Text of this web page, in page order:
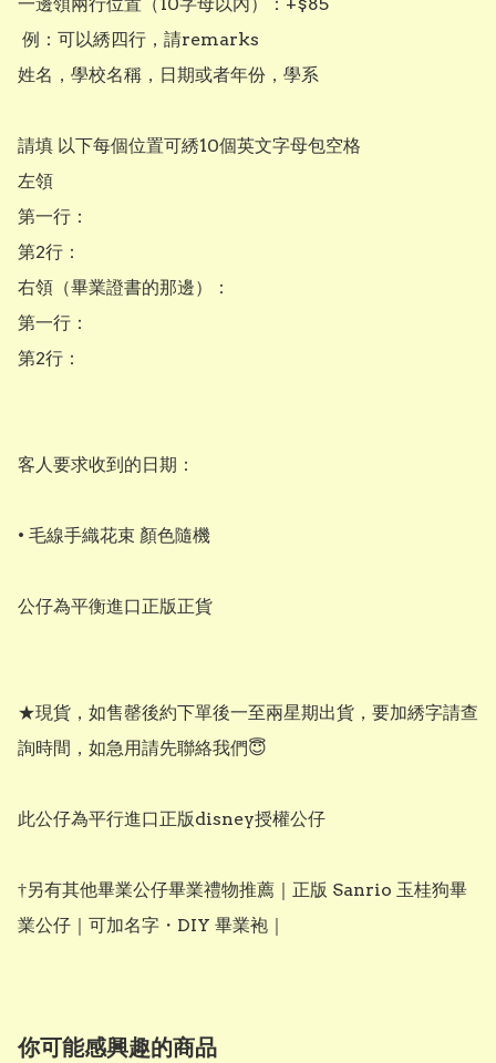
一邊領兩行位置（10字母以內）：+$85
姓名，學校名稱，日期或者年份，學系
請填 以下每個位置可綉10個英文字母包空格
左領
第一行：
第2行：
右領（畢業證書的那邊）：
第一行：
第2行：
客人要求收到的日期：
• 毛線手織花束 顏色隨機
公仔為平衡進口正版正貨
★現貨，如售罄後約下單後一至兩星期出貨，要加綉字請查
詢時間，如急用請先聯絡我們😇
此公仔為平行進口正版disney授權公仔
†另有其他畢業公仔畢業禮物推薦｜正版 Sanrio 玉桂狗畢
業公仔｜可加名字・DIY 畢業袍｜
你可能感興趣的商品